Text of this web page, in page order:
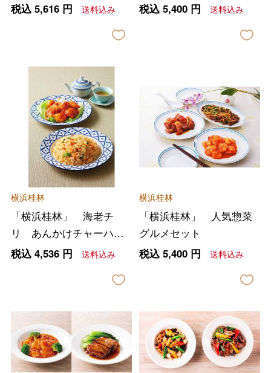
税込 5,616円 送料込み
税込 5,400円 送料込み
横浜桂林
「横浜桂林」 海老チ
リ あんかけチャーハン
セット
税込 4,536円 送料込み
横浜桂林
「横浜桂林」 人気惣菜
グルメセット
税込 5,400円 送料込み